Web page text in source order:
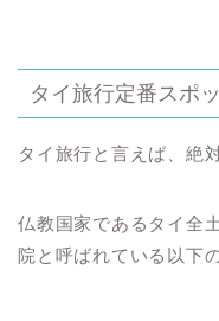
タイ旅行定番スポ
タイ旅行と言えば、絶
仏教国家であるタイ全
院と呼ばれている以下